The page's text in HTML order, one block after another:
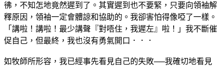
彿，不知怎地竟然遲到了。其實遲到也不要緊，只要向領袖解
釋原因，領袖一定會體諒和協助的。我卻害怕得像啞了一樣。
「講啦！講啦！最少講聲『對唔住，我遲左』啦！」我不斷催
促自己，但最終，我也沒有勇氣開口．．．
如牧師所形容，我已經事先看見自己的失敗──我確切地看見